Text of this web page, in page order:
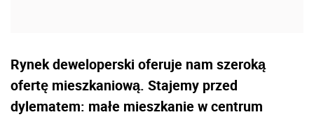
Rynek deweloperski oferuje nam szeroką
ofertę mieszkaniową. Stajemy przed
dylematem: małe mieszkanie w centrum